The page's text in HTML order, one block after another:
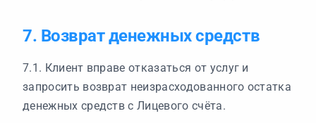
7. Возврат денежных средств
7.1. Клиент вправе отказаться от услуг и
запросить возврат неизрасходованного остатка
денежных средств с Лицевого счёта.